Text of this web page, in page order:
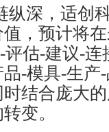
纵深，适创
值，预计将
估-建议-连
-模具-生产
结合庞大
变。